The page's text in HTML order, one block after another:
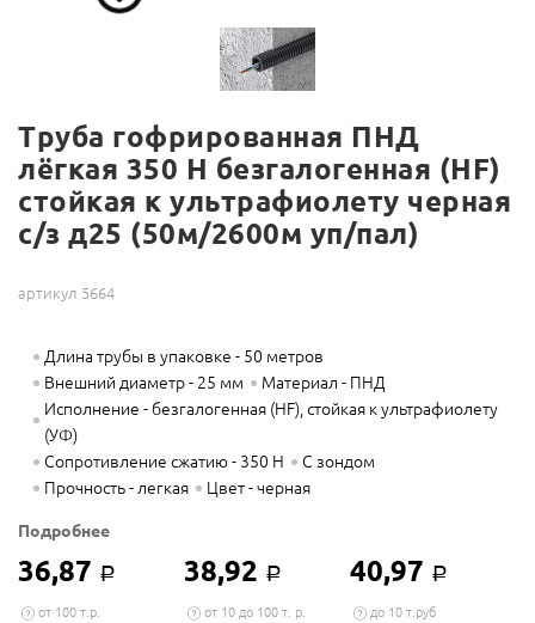
Труба гофрированная ПНД
лёгкая 350 Н безгалогенная (HF)
стойкая к ультрафиолету черная
с/з д25 (50м/2600м уп/пал)
артикул 5664
Длина трубы в упаковке - 50 метров
Внешний диаметр - 25 мм
Материал - ПНД
Исполнение - безгалогенная (HF), стойкая к ультрафиолету
(УФ)
Сопротивление сжатию - 350 Н
С зондом
Прочность - легкая
Цвет - черная
Подробнее
36,87 Р 38,92 Р 40,97 Р
от 100 т.р. от 10 до 100 т. р. до 10 т.руб